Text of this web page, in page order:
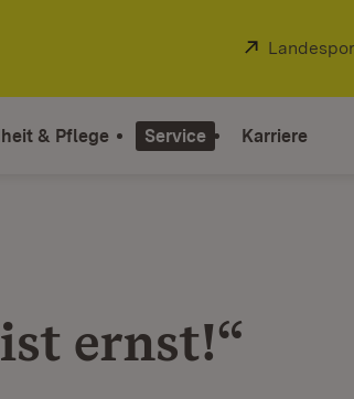
Extern:
& Pflege Service Karriere
ernst!“